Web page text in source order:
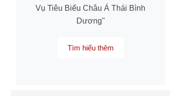
Vụ Tiêu Biểu Châu Á Thái Bình
Dương"
Tìm hiểu thêm